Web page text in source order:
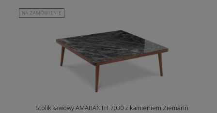
NA ZAMÓWIENIE
Stolik kawowy AMARANTH 7030 z kamieniem Ziemann